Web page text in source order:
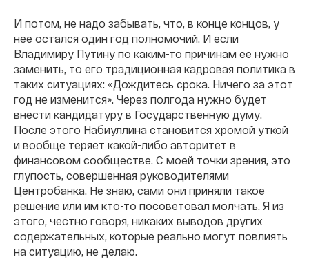
И потом, не надо забывать, что, в конце концов, у
нее остался один год полномочий. И если
Владимиру Путину по каким-то причинам ее нужно
заменить, то его традиционная кадровая политика в
таких ситуациях: «Дождитесь срока. Ничего за этот
год не изменится». Через полгода нужно будет
внести кандидатуру в Государственную думу.
После этого Набиуллина становится хромой уткой
и вообще теряет какой-либо авторитет в
финансовом сообществе. С моей точки зрения, это
глупость, совершенная руководителями
Центробанка. Не знаю, сами они приняли такое
решение или им кто-то посоветовал молчать. Я из
этого, честно говоря, никаких выводов других
содержательных, которые реально могут повлиять
на ситуацию, не делаю.